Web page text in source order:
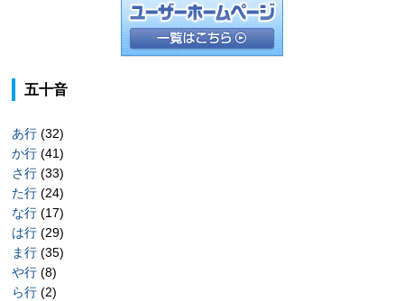
五十音
あ行 (32)
か行 (41)
さ行 (33)
た行 (24)
な行 (17)
は行 (29)
ま行 (35)
や行 (8)
ら行 (2)